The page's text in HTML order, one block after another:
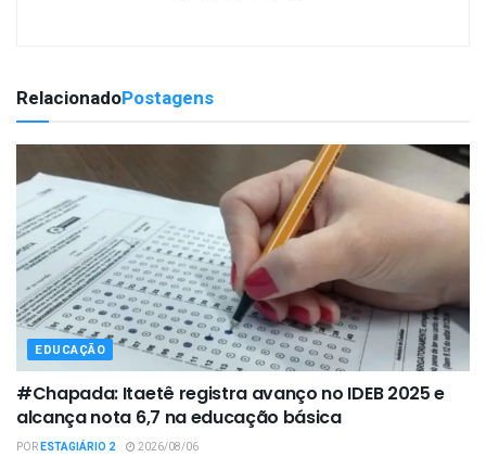
RelacionadoPostagens
EDUCAÇÃO
#Chapada: Itaetê registra avanço no IDEB 2025 e
alcança nota 6,7 na educação básica
PORESTAGIÁRIO 2 2026/08/06